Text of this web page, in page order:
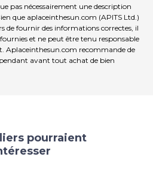
pas nécessairement une description
que aplaceinthesun.com (APITS Ltd.)
de fournir des informations correctes, il
et ne peut être tenu responsable
Aplaceinthesun.com recommande de
avant tout achat de bien
pourraient